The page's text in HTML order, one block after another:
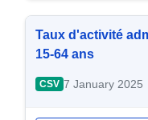
Taux d'activité
15-64 ans
CSV 7 January 2025